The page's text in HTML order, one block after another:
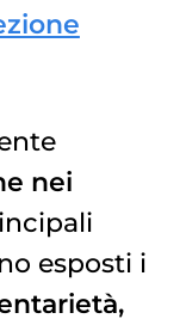
nei
esposti i